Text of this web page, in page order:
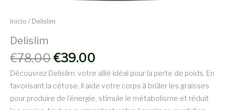
Inicio / Delislim
Delislim
€78.00El
precio
original
era:
€39.00
precio
actual
es:
Découvrez Delislim, votre allié idéal pour la perte de poids. En
favorisant la cétose, il aide votre corps à brûler les graisses
pour produire de l’énergie, stimule le métabolisme et réduit